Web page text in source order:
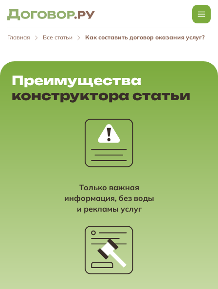
Главная Все статьи Как составить договор оказания услуг?
Преимущества
конструктора статьи
Только важная
информация, без воды
и рекламы услуг